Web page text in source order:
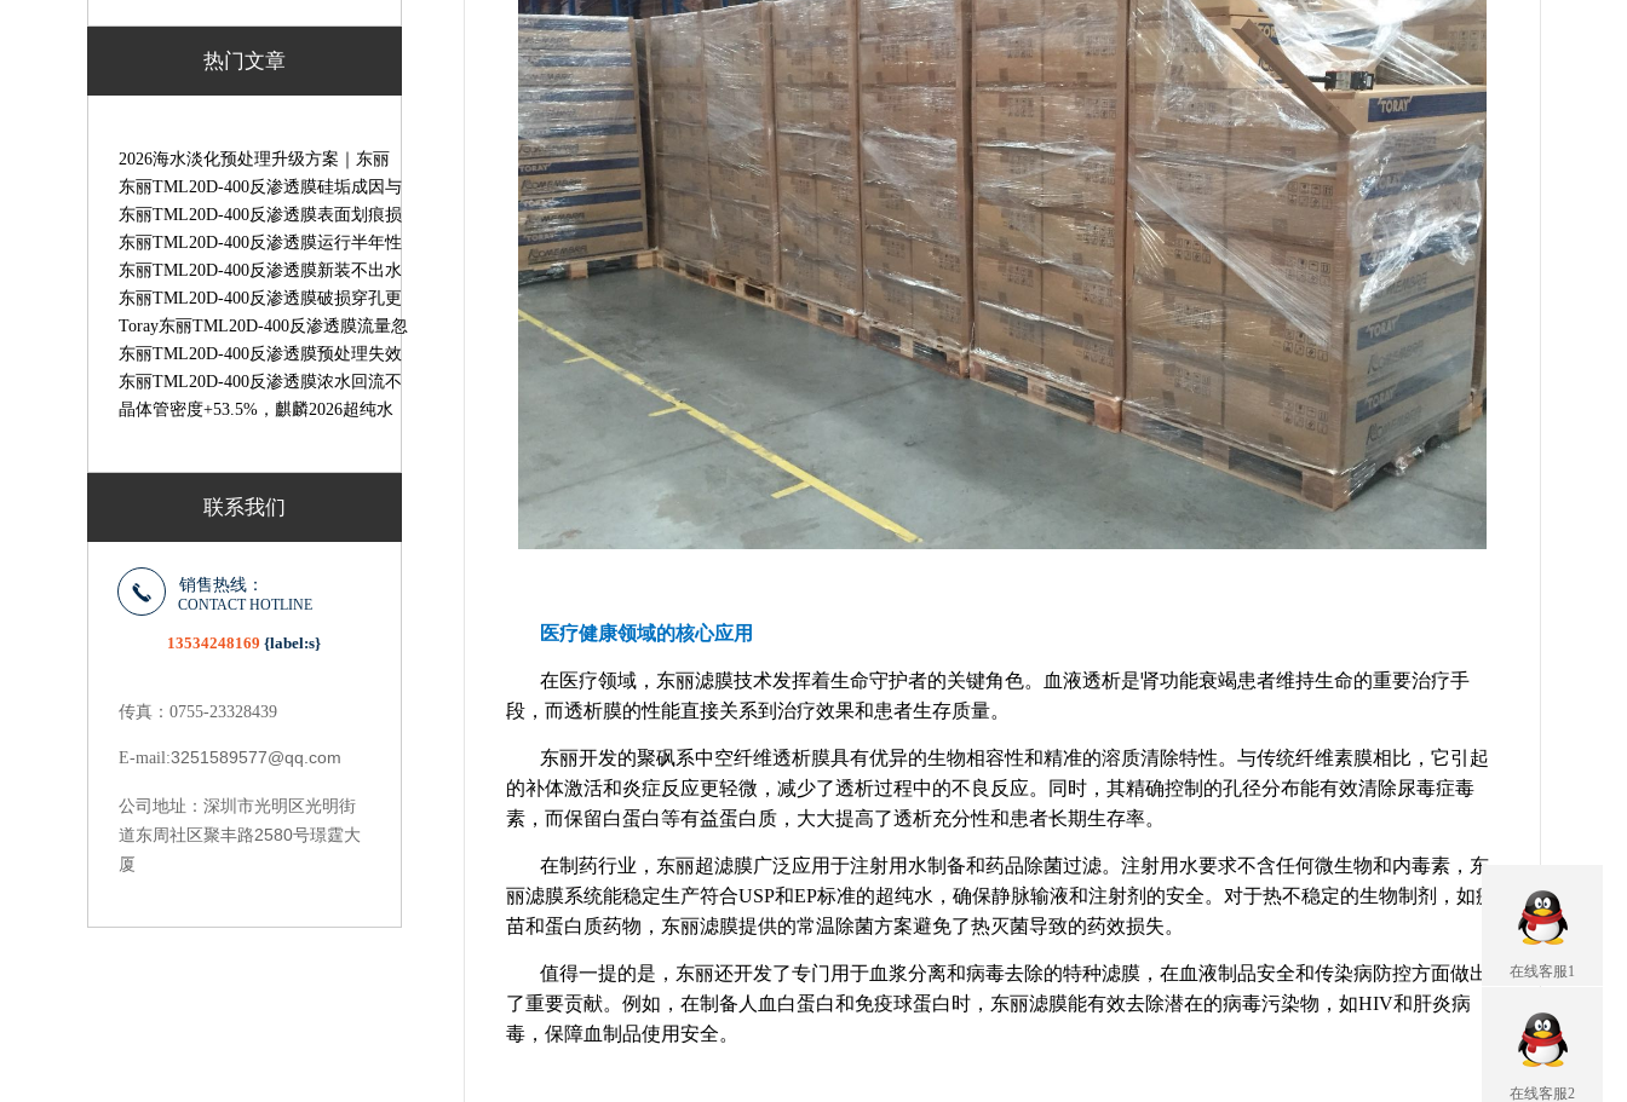
热门文章
2026海水淡化预处理升级方案｜东丽
HFUG-2020AN超滤膜守护RO系统稳定
运行
东丽TML20D-400反渗透膜硅垢成因与
专用清洗方案
东丽TML20D-400反渗透膜表面划痕损
伤原因｜膜划伤故障解决办法
东丽TML20D-400反渗透膜运行半年性
能骤降原因及解决办法
东丽TML20D-400反渗透膜新装不出水
故障排查｜TORAY8寸RO膜无产水解
决办法
东丽TML20D-400反渗透膜破损穿孔更
换标准｜检测判定与更换流程
Toray东丽TML20D-400反渗透膜流量忽
高忽不稳定故障处理方法
东丽TML20D-400反渗透膜预处理失效
故障解决方法
东丽TML20D-400反渗透膜浓水回流不
畅故障排查｜原因与解决办法
晶体管密度+53.5%，麒麟2026超纯水
联系我们
销售热线：
CONTACT HOTLINE
13534248169 {label:s}
传真：0755-23328439
E-mail:3251589577@qq.com
公司地址： 深圳市光明区光明街
道东周社区聚丰路2580号璟霆大
厦
医疗健康领域的核心应用
在医疗领域，东丽滤膜技术发挥着生命守护者的关键角色。血液透析是肾功能衰竭患者维持生命的重要治疗手
段，而透析膜的性能直接关系到治疗效果和患者生存质量。
东丽开发的聚砜系中空纤维透析膜具有优异的生物相容性和精准的溶质清除特性。与传统纤维素膜相比，它引起
的补体激活和炎症反应更轻微，减少了透析过程中的不良反应。同时，其精确控制的孔径分布能有效清除尿毒症毒
素，而保留白蛋白等有益蛋白质，大大提高了透析充分性和患者长期生存率。
在制药行业，东丽超滤膜广泛应用于注射用水制备和药品除菌过滤。注射用水要求不含任何微生物和内毒素，东
丽滤膜系统能稳定生产符合USP和EP标准的超纯水，确保静脉输液和注射剂的安全。对于热不稳定的生物制剂，如疫
苗和蛋白质药物，东丽滤膜提供的常温除菌方案避免了热灭菌导致的药效损失。
值得一提的是，东丽还开发了专门用于血浆分离和病毒去除的特种滤膜，在血液制品安全和传染病防控方面做出
了重要贡献。例如，在制备人血白蛋白和免疫球蛋白时，东丽滤膜能有效去除潜在的病毒污染物，如HIV和肝炎病
毒，保障血制品使用安全。
在线客服1
在线客服2